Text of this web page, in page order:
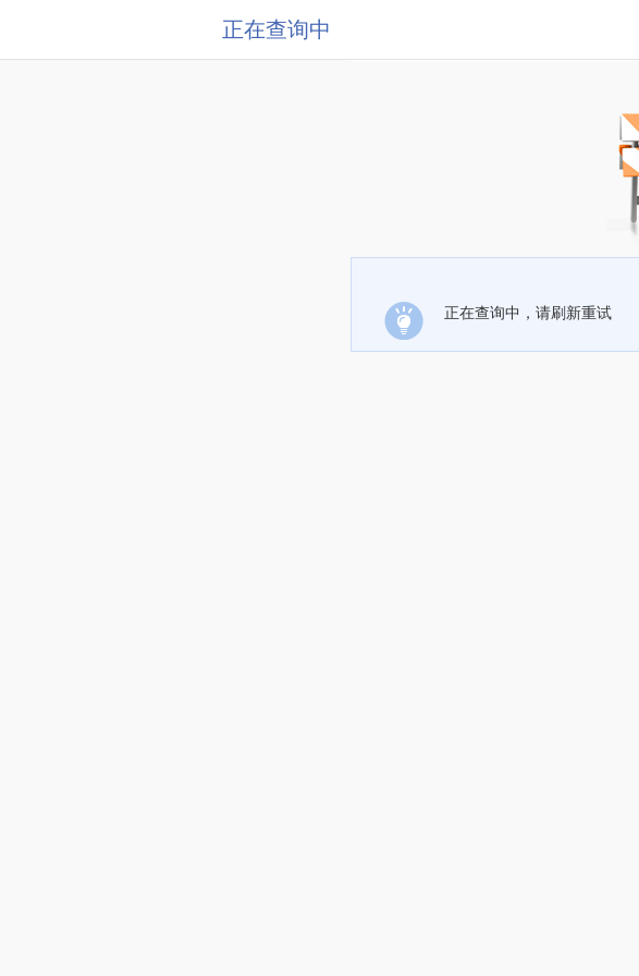
正在查询中
正在查询中，请刷新重试